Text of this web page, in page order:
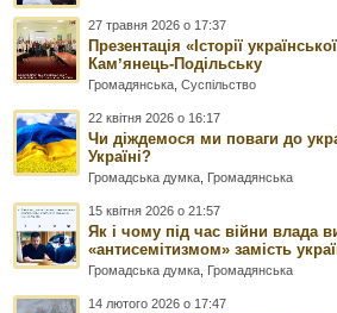
27 травня 2026 о 17:37
Презентація «Історії
Камʼянець-Подільську
Громадянська ,Суспільство
22 квітня 2026 о 16:17
Чи діждемося ми поваги до
Україні?
Громадська думка Громадянська
15 квітня 2026 о 21:57
Як і чому під час війни влада
«антисемітизмом» замість
Громадська думка Громадянська
14 лютого 2026 о 17:47